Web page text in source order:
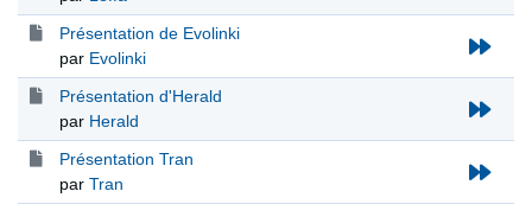
Présentation de Evolinki
par Evolinki
Présentation d'Herald
par Herald
Présentation Tran
par Tran